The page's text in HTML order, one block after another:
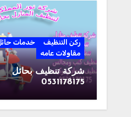
ركن التنظيف
خدمات
مقاولات عامه
شركة تنظيف بحائل
0531178175